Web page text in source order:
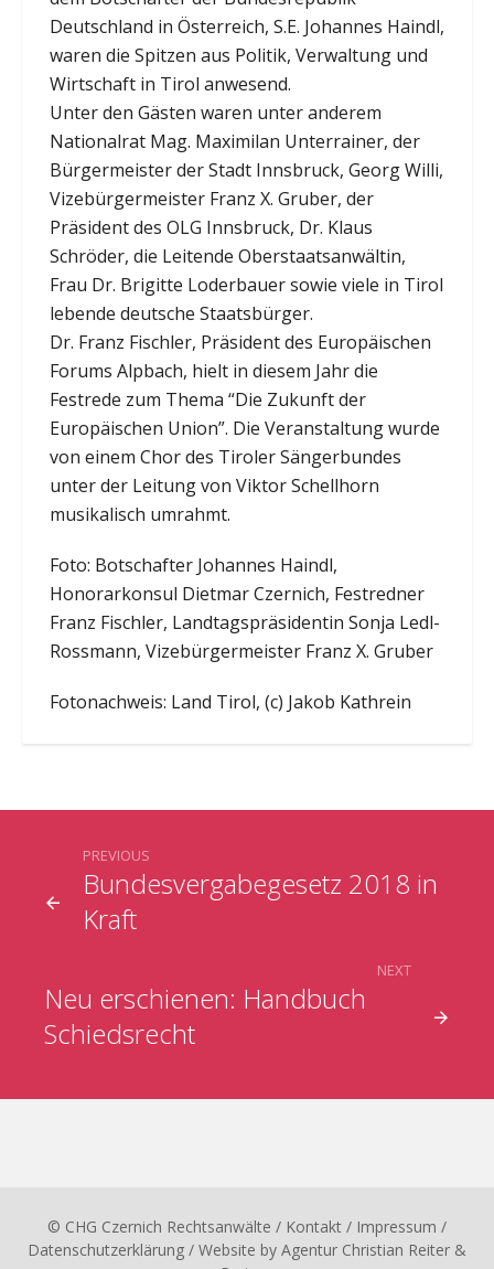
Deutschland in Österreich, S.E. Johannes Haindl,
waren die Spitzen aus Politik, Verwaltung und
Wirtschaft in Tirol anwesend.
Unter den Gästen waren unter anderem
Nationalrat Mag. Maximilan Unterrainer, der
Bürgermeister der Stadt Innsbruck, Georg Willi,
Vizebürgermeister Franz X. Gruber, der
Präsident des OLG Innsbruck, Dr. Klaus
Schröder, die Leitende Oberstaatsanwältin,
Frau Dr. Brigitte Loderbauer sowie viele in Tirol
lebende deutsche Staatsbürger.
Dr. Franz Fischler, Präsident des Europäischen
Forums Alpbach, hielt in diesem Jahr die
Festrede zum Thema “Die Zukunft der
Europäischen Union”. Die Veranstaltung wurde
von einem Chor des Tiroler Sängerbundes
unter der Leitung von Viktor Schellhorn
musikalisch umrahmt.
Foto: Botschafter Johannes Haindl,
Honorarkonsul Dietmar Czernich, Festredner
Franz Fischler, Landtagspräsidentin Sonja Ledl-
Rossmann, Vizebürgermeister Franz X. Gruber
Fotonachweis: Land Tirol, (c) Jakob Kathrein
Bundesvergabegesetz 2018 in
Kraft
PREVIOUS
Neu erschienen: Handbuch
Schiedsrecht
NEXT
© CHG Czernich Rechtsanwälte / Kontakt / Impressum /
Datenschutzerklärung / Website by Agentur Christian Reiter &